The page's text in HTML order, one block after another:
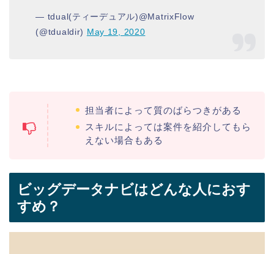
— tdual(ティーデュアル)@MatrixFlow
(@tdualdir) May 19, 2020
担当者によって質のばらつきがある
スキルによっては案件を紹介してもら
えない場合もある
ビッグデータナビはどんな人におす
すめ？